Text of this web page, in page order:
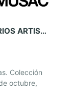
EXPOSICIÓN CASI SISTEMAS. VARIOS ARTISTAS. COLECCIÓN MUSAC
Colección
octubre,